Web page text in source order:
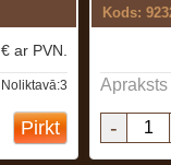
€ ar PVN.
Noliktavā:3
Pirkt
Kods:
Apraksts
-